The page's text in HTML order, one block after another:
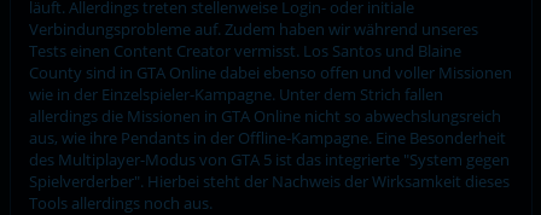
läuft. Allerdings treten stellenweise Login- oder initiale
Verbindungsprobleme auf. Zudem haben wir während unseres
Tests einen Content Creator vermisst. Los Santos und Blaine
County sind in GTA Online dabei ebenso offen und voller Missionen
wie in der Einzelspieler-Kampagne. Unter dem Strich fallen
allerdings die Missionen in GTA Online nicht so abwechslungsreich
aus, wie ihre Pendants in der Offline-Kampagne. Eine Besonderheit
des Multiplayer-Modus von GTA 5 ist das integrierte "System gegen
Spielverderber". Hierbei steht der Nachweis der Wirksamkeit dieses
Tools allerdings noch aus.